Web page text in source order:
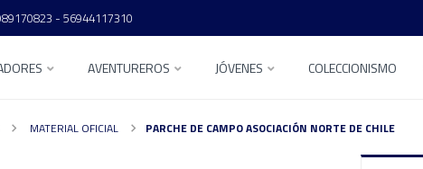
- 56944117310
AVENTUREROS JÓVENES COLECCIONISMO
MATERIAL OFICIAL PARCHE DE CAMPO ASOCIACIÓN NORTE DE CHILE